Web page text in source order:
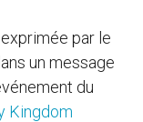
exprimée par le
un message
du
Kingdom